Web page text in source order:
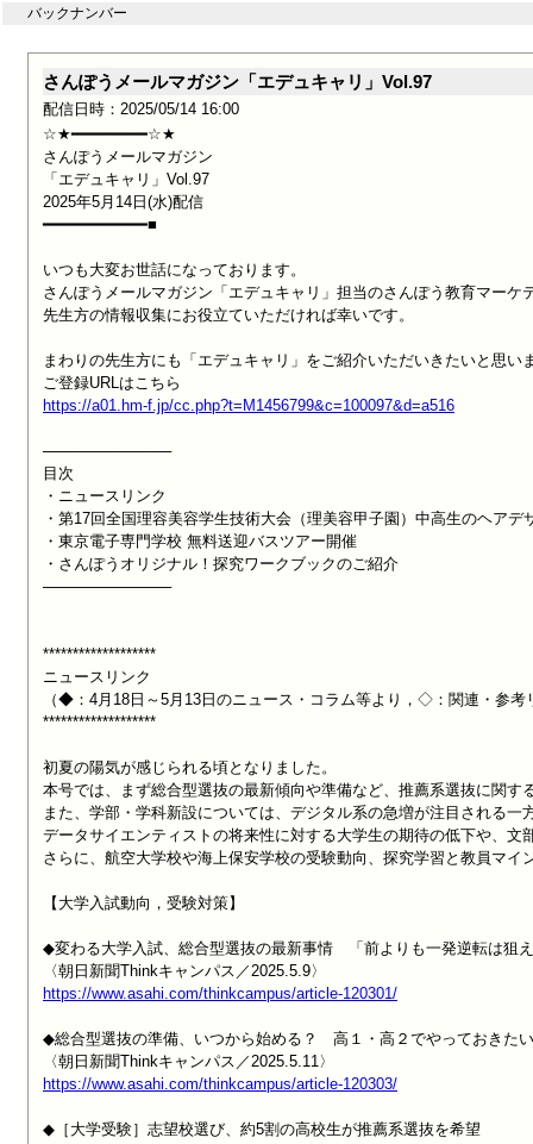
バックナンバー
さんぽうメールマガジン「エデュキャリ」Vol.97
配信日時：2025/05/14 16:00
☆★━━━━━━━━☆★
さんぽうメールマガジン
「エデュキャリ」Vol.97
2025年5月14日(水)配信
━━━━━━━━━━━■
いつも大変お世話になっております。
さんぽうメールマガジン「エデュキャリ」担当のさんぽう教育マーケ
先生方の情報収集にお役立ていただければ幸いです。
まわりの先生方にも「エデュキャリ」をご紹介いただいきたいと思
https://a01.hm-f.jp/cc.php?t=M1456799&c=100097&d=a516
────────────
目次
・ニュースリンク
・第17回全国理容美容学生技術大会（理美容甲子園）中高生のヘアデ
・東京電子専門学校 無料送迎バスツアー開催
・さんぽうオリジナル！探究ワークブックのご紹介
────────────
*******************
ニュースリンク
（◆：4月18日～5月13日のニュース・コラム等より，◇：関連・参考
*******************
初夏の陽気が感じられる頃となりました。
本号では、まず総合型選抜の最新傾向や準備など、推薦系選抜に関す
また、学部・学科新設については、デジタル系の急増が注目される一
データサイエンティストの将来性に対する大学生の期待の低下や、
さらに、航空大学校や海上保安学校の受験動向、探究学習と教員マ
【大学入試動向，受験対策】
◆変わる大学入試、総合型選抜の最新事情　「前よりも一発逆転は狙
https://www.asahi.com/thinkcampus/article-120301/
◆総合型選抜の準備、いつから始める？　高１・高２でやっておきた
https://www.asahi.com/thinkcampus/article-120303/
◆［大学受験］志望校選び、約5割の高校生が推薦系選抜を希望